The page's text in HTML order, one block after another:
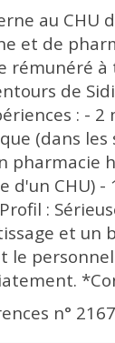
au CHU
et de
rémunéré
de
: -
(dans les
pharmacie
d'un CHU)
:
et un
le
n°